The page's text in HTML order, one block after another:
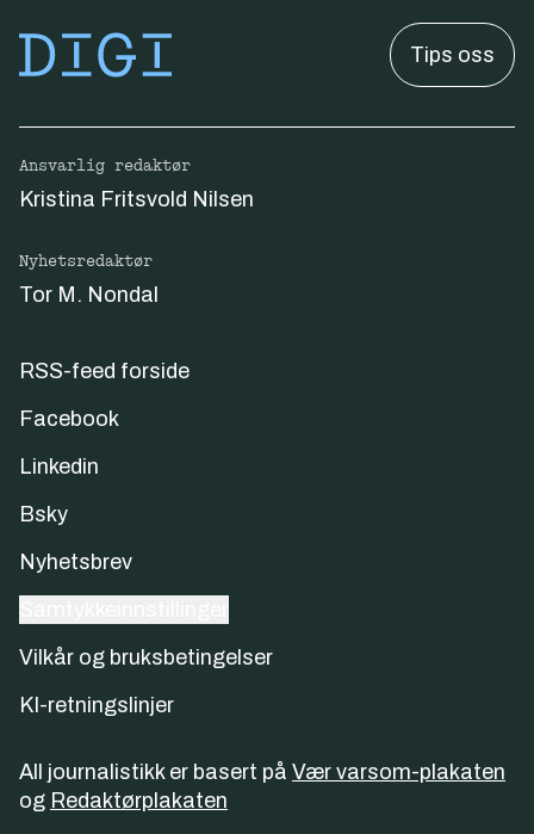
Tips oss
Ansvarlig redaktør
Kristina Fritsvold Nilsen
Nyhetsredaktør
Tor M. Nondal
RSS-feed forside
Facebook
Linkedin
Bsky
Nyhetsbrev
Vilkår og bruksbetingelser
KI-retningslinjer
All journalistikk er basert på Vær varsom-plakaten
og Redaktørplakaten